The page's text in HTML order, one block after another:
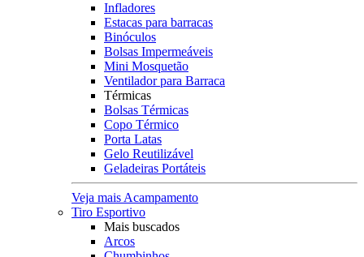
Infladores
Estacas para barracas
Binóculos
Bolsas Impermeáveis
Mini Mosquetão
Ventilador para Barraca
Térmicas
Bolsas Térmicas
Copo Térmico
Porta Latas
Gelo Reutilizável
Geladeiras Portáteis
Veja mais Acampamento
Tiro Esportivo
Mais buscados
Arcos